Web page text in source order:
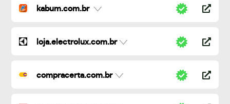
kabum.com.br
loja.electrolux.com.br
compracerta.com.br